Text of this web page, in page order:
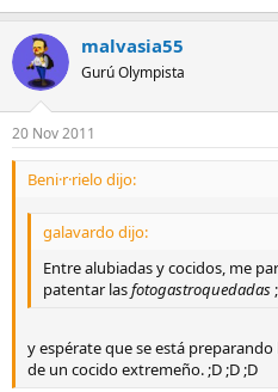
malvasia55
Gurú Olympista
20 Nov 2011
Beni·r·rielo dijo:
galavardo dijo:
Entre alubiadas y cocidos, me
patentar lasfotogastroquedadas
y espérate que se está
de un cocido extremeño. ;D ;D ;D